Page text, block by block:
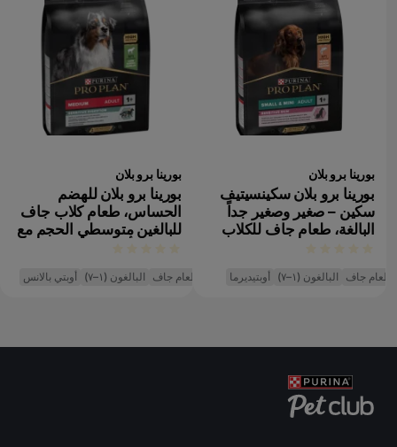
بورينا برو بلان
بورينا برو بلان سكينسيتيف
سكين – صغير وصغير جداً
البالغة، طعام جاف للكلاب
طعام جاف البالغون (١–٧) أوبتيديرما
بورينا برو بلان
بورينا برو بلان للهضم
الحساس، طعام كلاب جاف
للبالغين متوسطي الحجم مع
طعام جاف البالغون (١–٧) أوبتي بالانس